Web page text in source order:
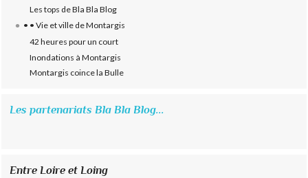
Les tops de Bla Bla Blog
• • Vie et ville de Montargis
42 heures pour un court
Inondations à Montargis
Montargis coince la Bulle
Les partenariats Bla Bla Blog...
Entre Loire et Loing